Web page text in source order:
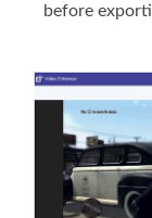
before